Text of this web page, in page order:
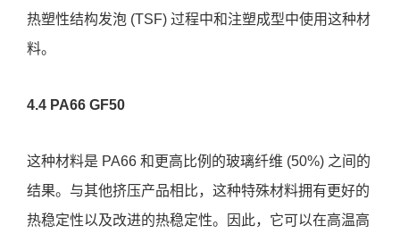
热塑性结构发泡 (TSF) 过程中和注塑成型中使用这种材
料。
4.4 PA66 GF50
这种材料是 PA66 和更高比例的玻璃纤维 (50%) 之间的
结果。与其他挤压产品相比，这种特殊材料拥有更好的
热稳定性以及改进的热稳定性。因此，它可以在高温高